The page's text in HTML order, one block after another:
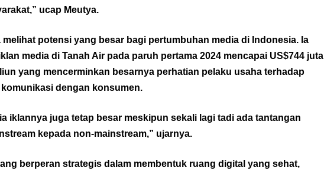
ucap Meutya.
melihat potensi yang besar bagi pertumbuhan media di Indonesia. Ia
media di Tanah Air pada paruh pertama 2024 mencapai US$744 juta
yang mencerminkan besarnya perhatian pelaku usaha terhadap
dengan konsumen.
iklannya juga tetap besar meskipun sekali lagi tadi ada tantangan
kepada non-mainstream,” ujarnya.
berperan strategis dalam membentuk ruang digital yang sehat,